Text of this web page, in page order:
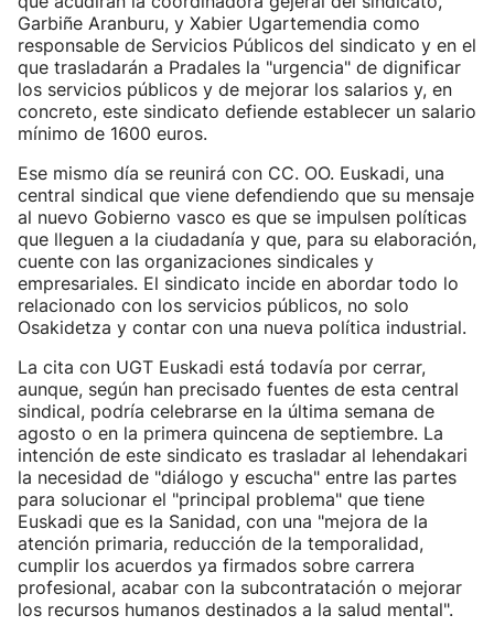
Garbiñe Aranburu, y Xabier Ugartemendia como
responsable de Servicios Públicos del sindicato y en el
que trasladarán a Pradales la "urgencia" de dignificar
los servicios públicos y de mejorar los salarios y, en
concreto, este sindicato defiende establecer un salario
mínimo de 1600 euros.
Ese mismo día se reunirá con CC. OO. Euskadi, una
central sindical que viene defendiendo que su mensaje
al nuevo Gobierno vasco es que se impulsen políticas
que lleguen a la ciudadanía y que, para su elaboración,
cuente con las organizaciones sindicales y
empresariales. El sindicato incide en abordar todo lo
relacionado con los servicios públicos, no solo
Osakidetza y contar con una nueva política industrial.
La cita con UGT Euskadi está todavía por cerrar,
aunque, según han precisado fuentes de esta central
sindical, podría celebrarse en la última semana de
agosto o en la primera quincena de septiembre. La
intención de este sindicato es trasladar al lehendakari
la necesidad de "diálogo y escucha" entre las partes
para solucionar el "principal problema" que tiene
Euskadi que es la Sanidad, con una "mejora de la
atención primaria, reducción de la temporalidad,
cumplir los acuerdos ya firmados sobre carrera
profesional, acabar con la subcontratación o mejorar
los recursos humanos destinados a la salud mental".